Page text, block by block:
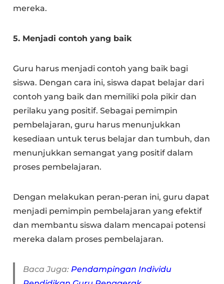
mereka.
5. Menjadi contoh yang baik
Guru harus menjadi contoh yang baik bagi
siswa. Dengan cara ini, siswa dapat belajar dari
contoh yang baik dan memiliki pola pikir dan
perilaku yang positif. Sebagai pemimpin
pembelajaran, guru harus menunjukkan
kesediaan untuk terus belajar dan tumbuh, dan
menunjukkan semangat yang positif dalam
proses pembelajaran.
Dengan melakukan peran-peran ini, guru dapat
menjadi pemimpin pembelajaran yang efektif
dan membantu siswa dalam mencapai potensi
mereka dalam proses pembelajaran.
Baca Juga: Pendampingan Individu